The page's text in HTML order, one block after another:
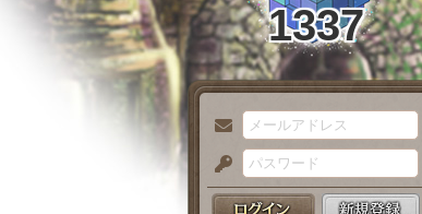
1337
メ
ー
パ